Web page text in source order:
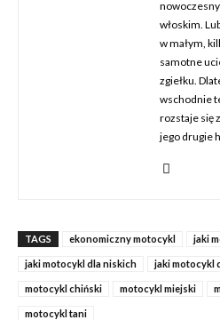
włoskim.
w małym,
samotne
zgiełku.
wschodnie
rozstaje się
jego drugie
TAGS ekonomiczny motocykl jaki
jaki motocykl dla niskich jaki motocykl
motocykl chiński motocykl miejski
motocykl tani